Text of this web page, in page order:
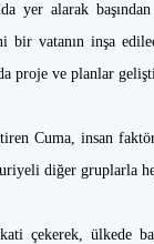
yer alarak
vatanın inşa
proje ve planlar
Cuma, insan
diğer gruplarla
çekerek, ülkede